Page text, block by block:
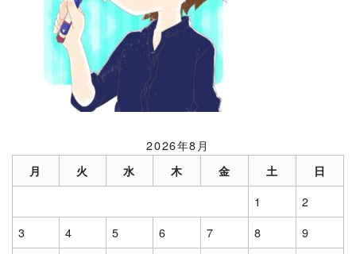
2026年8月
月 火 水 木 金 土 日
1
2
3
4 5 6 7 8
9